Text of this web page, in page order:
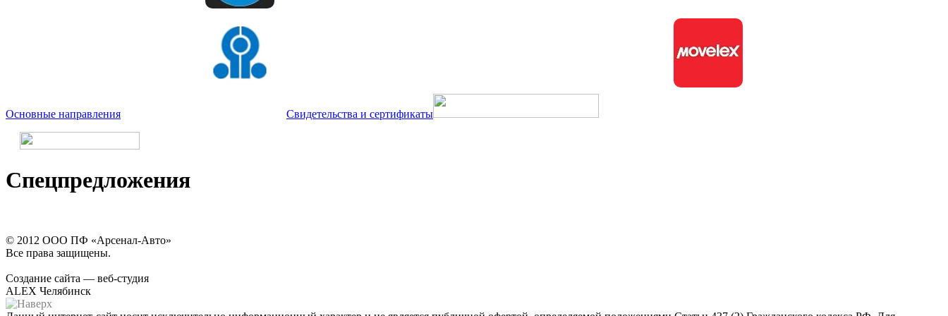
Основные направления Свидетельства и сертификаты
Спецпредложения
© 2012 ООО ПФ «Арсенал-Авто»
Все права защищены.
Создание сайта — веб-студия
ALEX Челябинск